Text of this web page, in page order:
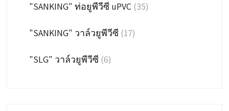
"SANKING" ท่อยูพีวีซี uPVC (35)
"SANKING" วาล์วยูพีวีซี (17)
"SLG" วาล์วยูพีวีซี (6)